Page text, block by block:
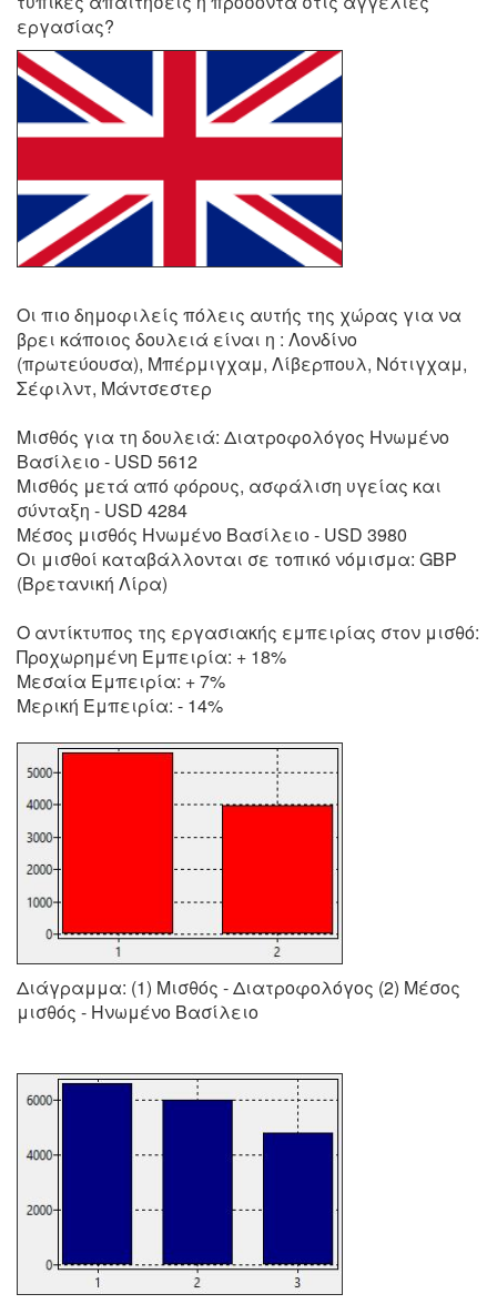
εργασίας?
Οι πιο δημοφιλείς πόλεις αυτής της χώρας για να
βρει κάποιος δουλειά είναι η : Λονδίνο
(πρωτεύουσα), Μπέρμιγχαμ, Λίβερπουλ, Νότιγχαμ,
Σέφιλντ, Μάντσεστερ
Μισθός για τη δουλειά: Διατροφολόγος Ηνωμένο
Βασίλειο - USD 5612
Μισθός μετά από φόρους, ασφάλιση υγείας και
σύνταξη - USD 4284
Μέσος μισθός Ηνωμένο Βασίλειο - USD 3980
Οι μισθοί καταβάλλονται σε τοπικό νόμισμα: GBP
(Βρετανική Λίρα)
Ο αντίκτυπος της εργασιακής εμπειρίας στον μισθό:
Προχωρημένη Εμπειρία: + 18%
Μεσαία Εμπειρία: + 7%
Μερική Εμπειρία: - 14%
Διάγραμμα: (1) Μισθός - Διατροφολόγος (2) Μέσος
μισθός - Ηνωμένο Βασίλειο